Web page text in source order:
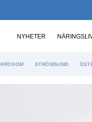
NYHETER
KROKOM STRÖMSUND